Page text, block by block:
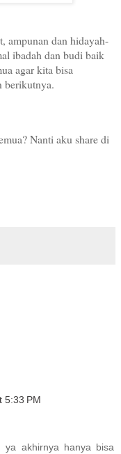
ampunan dan hidayah-
ibadah dan budi baik
agar kita bisa
berikutnya.
Nanti aku share di
5:33 PM
ya akhirnya hanya bisa